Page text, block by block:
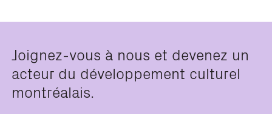
Joignez-vous à nous et devenez un
acteur du développement culturel
montréalais.